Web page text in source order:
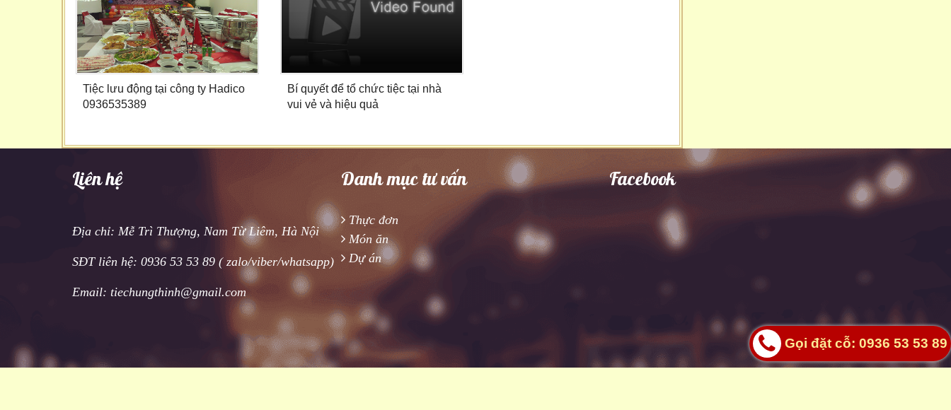
Tiệc lưu động tại công ty Hadico
0936535389
Bí quyết để tổ chức tiệc tại nhà
vui vẻ và hiệu quả
Liên hệ
Địa chỉ: Mễ Trì Thượng, Nam Từ Liêm, Hà Nội
SĐT liên hệ: 0936 53 53 89 ( zalo/viber/whatsapp)
Email: tiechungthinh@gmail.com
Danh mục tư vấn
Thực đơn
Món ăn
Dự án
Facebook
Gọi đặt cỗ: 0936 53 53 89